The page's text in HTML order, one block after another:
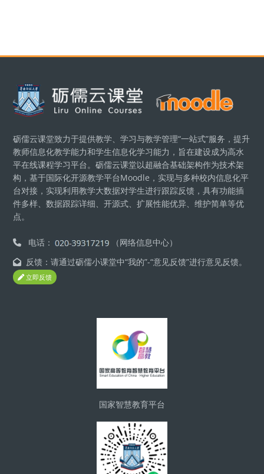
版块
砺儒云课堂致力于提供教学、学习与教学管理“一站式”服务，提升
教师信息化教学能力和学生信息化学习能力，旨在建设成为高水
平在线课程学习平台。砺儒云课堂以超融合基础架构作为技术架
构，基于国际化开源教学平台Moodle，实现与多种校内信息化平
台对接，实现利用教学大数据对学生进行跟踪反馈，具有功能插
件多样、数据跟踪详细、开源式、扩展性能优异、维护简单等优
点。
电话：
（网络信息中心）
反馈：请通过砺儒小课堂中“我的”-“意见反馈”进行意见反馈。
立即反馈
国家智慧教育平台